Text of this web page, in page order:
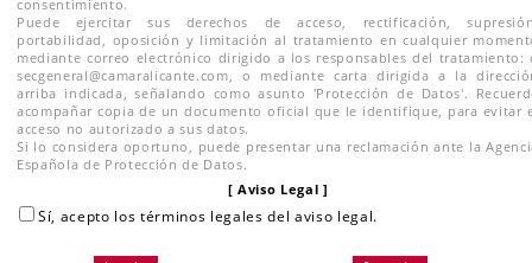
consentimiento.
Puede ejercitar sus derechos de acceso, rectificación,
portabilidad, oposición y limitación al tratamiento en cualquier
mediante correo electrónico dirigido a los responsables del tratamiento:
secgeneral@camaralicante.com, o mediante carta dirigida a la
arriba indicada, señalando como asunto 'Protección de Datos'.
acompañar copia de un documento oficial que le identifique, para evitar
acceso no autorizado a sus datos.
Si lo considera oportuno, puede presentar una reclamación ante la
Española de Protección de Datos.
[ Aviso Legal ]
Sí, acepto los términos legales del aviso legal.